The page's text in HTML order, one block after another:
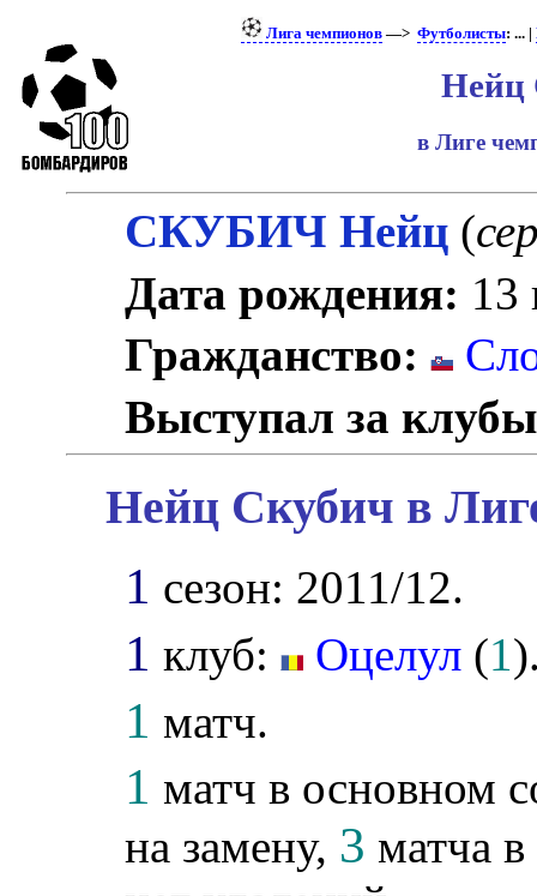
Лига чемпионов—> Футболисты: ... |
Нейц
в Лиге
СКУБИЧ Нейц (
Дата рождения: 13
Гражданство:
Выступал за
Нейц Скубич в
1 сезон: 2011/12.
1 клуб: Оцелул (1
1 матч.
1 матч в основном
на замену, 3 матча